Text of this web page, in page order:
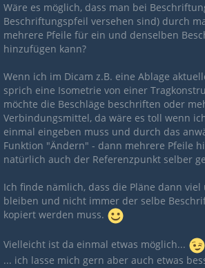
Wäre es möglich, dass man bei
Beschriftungspfeil versehen sind) durch
mehrere Pfeile für ein und denselben
hinzufügen kann?
Wenn ich im Dicam z.B. eine Ablage
sprich eine Isometrie von einer
möchte die Beschläge beschriften oder
Verbindungsmittel, da wäre es toll wenn
einmal eingeben muss und durch das
Funktion "Ändern" - dann mehrere Pfeile
natürlich auch der Referenzpunkt selber
Ich finde nämlich, dass die Pläne dann
bleiben und nicht immer der selbe
kopiert werden muss.
Vielleicht ist da einmal etwas möglich...
... ich lasse mich gern aber auch etwas